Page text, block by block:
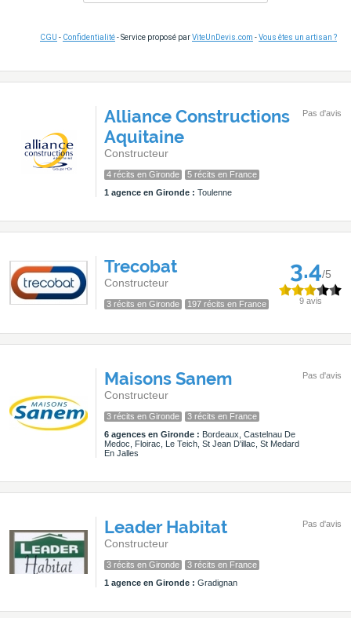
CGU - Confidentialité- Service proposé parViteUnDevis.com -Vous êtes un artisan ?
Alliance Constructions
Aquitaine
Constructeur
4 récits en Gironde
5 récits en France
1 agence en Gironde : Toulenne
Pas d'avis
Trecobat
Constructeur
3 récits en Gironde 197 récits en France
3.4/5
9 avis
Maisons Sanem
Constructeur
3 récits en Gironde
3 récits en France
6 agences en Gironde : Bordeaux, Castelnau De
Medoc, Floirac, Le Teich, St Jean D'illac, St Medard
En Jalles
Pas d'avis
Leader Habitat
Constructeur
3 récits en Gironde
3 récits en France
1 agence en Gironde : Gradignan
Pas d'avis